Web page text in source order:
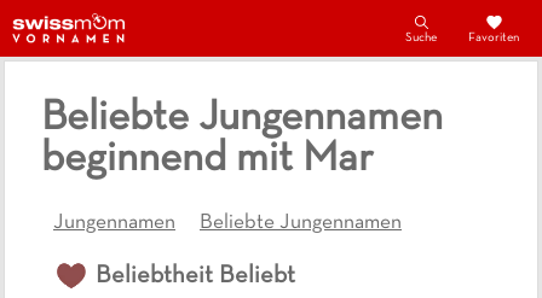
Suche Favoriten
Beliebte Jungennamen
beginnend mit Mar
Jungennamen Beliebte Jungennamen
Beliebtheit Beliebt